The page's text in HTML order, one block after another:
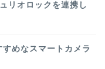
リオロックを連携し
めなスマートカメラ